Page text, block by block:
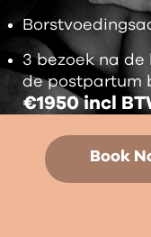
3 bezoek na
de postpartum
€1950 incl
Book